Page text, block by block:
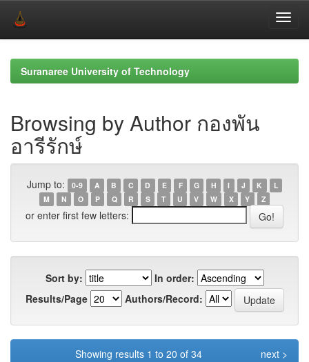
navigationSuranaree University of Technology
Browsing by Author กองพัน
อารีรักษ์
Jump to: 0-9 A B C D E F G H I J K
L
M
N O P Q R S T U V W X Y Z
or enter first few letters:
Sort by:
In order:
Results/Page
Authors/Record:
Showing results 1 to 20 of 34
next >